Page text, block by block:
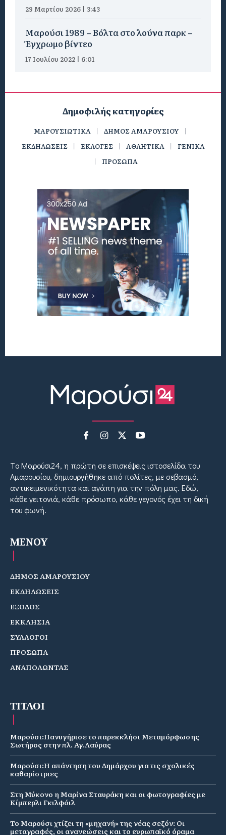
29 Μαρτίου 2026 | 3:43
Μαρούσι 1989 – Βόλτα στο λούνα παρκ –
Έγχρωμο βίντεο
17 Ιουλίου 2022 | 6:01
Δημοφιλής κατηγορίες
ΜΑΡΟΥΣΙΩΤΙΚΑ
ΔΗΜΟΣ ΑΜΑΡΟΥΣΙΟΥ
ΕΚΔΗΛΩΣΕΙΣ
ΕΚΛΟΓΕΣ ΑΘΛΗΤΙΚΑ
ΓΕΝΙΚΑ
ΠΡΟΣΩΠΑ
Tο Μαρούσι24, η πρώτη σε επισκέψεις ιστοσελίδα του
Αμαρουσίου, δημιουργήθηκε από πολίτες, με σεβασμό,
αντικειμενικότητα και αγάπη για την πόλη μας. Εδώ,
κάθε γειτονιά, κάθε πρόσωπο, κάθε γεγονός έχει τη δική
του φωνή.
MENOY
ΔΗΜΟΣ ΑΜΑΡΟΥΣΙΟΥ
ΕΚΔΗΛΩΣΕΙΣ
ΕΞΟΔΟΣ
ΕΚΚΛΗΣΙΑ
ΣΥΛΛΟΓΟΙ
ΠΡΟΣΩΠΑ
ΑΝΑΠΟΛΩΝΤΑΣ
ΤΙΤΛΟΙ
Μαρούσι:Πανυγήρισε το παρεκκλήσι Μεταμόρφωσης
Σωτήρος στην πλ. Αγ.Λαύρας
Μαρούσι:Η απάντηση του Δημάρχου για τις σχολικές
καθαρίστριες
Στη Μύκονο η Μαρίνα Σταυράκη και οι φωτογραφίες με
Κίμπερλι Γκιλφόιλ
Το Μαρούσι χτίζει τη «μηχανή» της νέας σεζόν: Οι
μεταγραφές, οι ανανεώσεις και το ευρωπαϊκό όραμα